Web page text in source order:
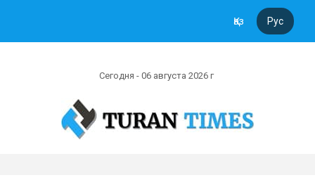
Қаз Рус
Сегодня - 06 августа 2026 г